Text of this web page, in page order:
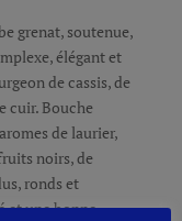
grenat, soutenue,
élégant et
de cassis, de
cuir. Bouche
de laurier,
noirs, de
ronds et
et une bonne